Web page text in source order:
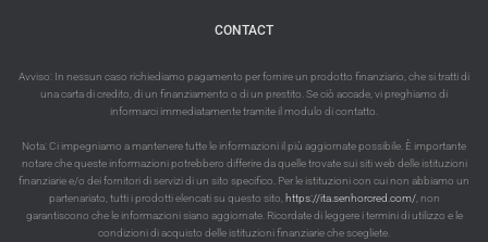
CONTACT
Avviso: In nessun caso richiediamo pagamento per fornire un prodotto finanziario, che si tratti di
una carta di credito, di un finanziamento o di un prestito. Se ciò accade, vi preghiamo di
informarci immediatamente tramite il modulo di contatto.
Nota: Ci impegniamo a mantenere tutte le informazioni il più aggiornate possibile. È importante
notare che queste informazioni potrebbero differire da quelle trovate sui siti web delle istituzioni
finanziarie e/o dei fornitori di servizi di un sito specifico. Per le istituzioni con cui non abbiamo un
partenariato, tutti i prodotti elencati su questo sito, https://ita.senhorcred.com/, non
garantiscono che le informazioni siano aggiornate. Ricordate di leggere i termini di utilizzo e le
condizioni di acquisto delle istituzioni finanziarie che scegliete.